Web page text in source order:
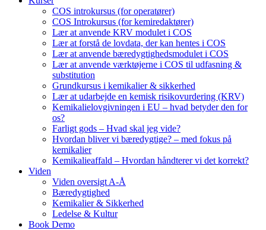
COS introkursus (for operatører)
COS Introkursus (for kemiredaktører)
Lær at anvende KRV modulet i COS
Lær at forstå de lovdata, der kan hentes i COS
Lær at anvende bæredygtighedsmodulet i COS
Lær at anvende værktøjerne i COS til udfasning &
substitution
Grundkursus i kemikalier & sikkerhed
Lær at udarbejde en kemisk risikovurdering (KRV)
Kemikalielovgivningen i EU – hvad betyder den for
os?
Farligt gods – Hvad skal jeg vide?
Hvordan bliver vi bæredygtige? – med fokus på
kemikalier
Kemikalieaffald – Hvordan håndterer vi det korrekt?
Viden
Viden oversigt A-Å
Bæredygtighed
Kemikalier & Sikkerhed
Ledelse & Kultur
Book Demo